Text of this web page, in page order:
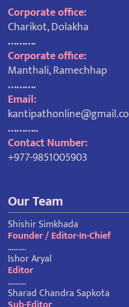
Corporate office:
Charikot, Dolakha
……….
Corporate office:
Manthali, Ramechhap
……….
Email:
………..
Contact Number:
+977-9851005903
Our Team
Shishir Simkhada
Founder / Editor-In-Chief
……….
Ishor Aryal
Editor
……….
Sharad Chandra Sapkota